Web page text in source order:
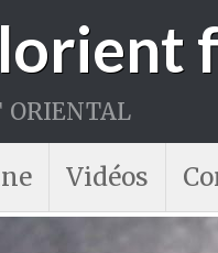
oriental
Vidéos